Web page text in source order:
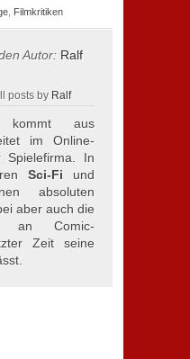
Filmkritiken
Autor: Ralf
posts by Ralf
kommt aus
im Online-
Spielefirma. In
Sci-Fi und
absoluten
aber auch die
an Comic-
Zeit seine